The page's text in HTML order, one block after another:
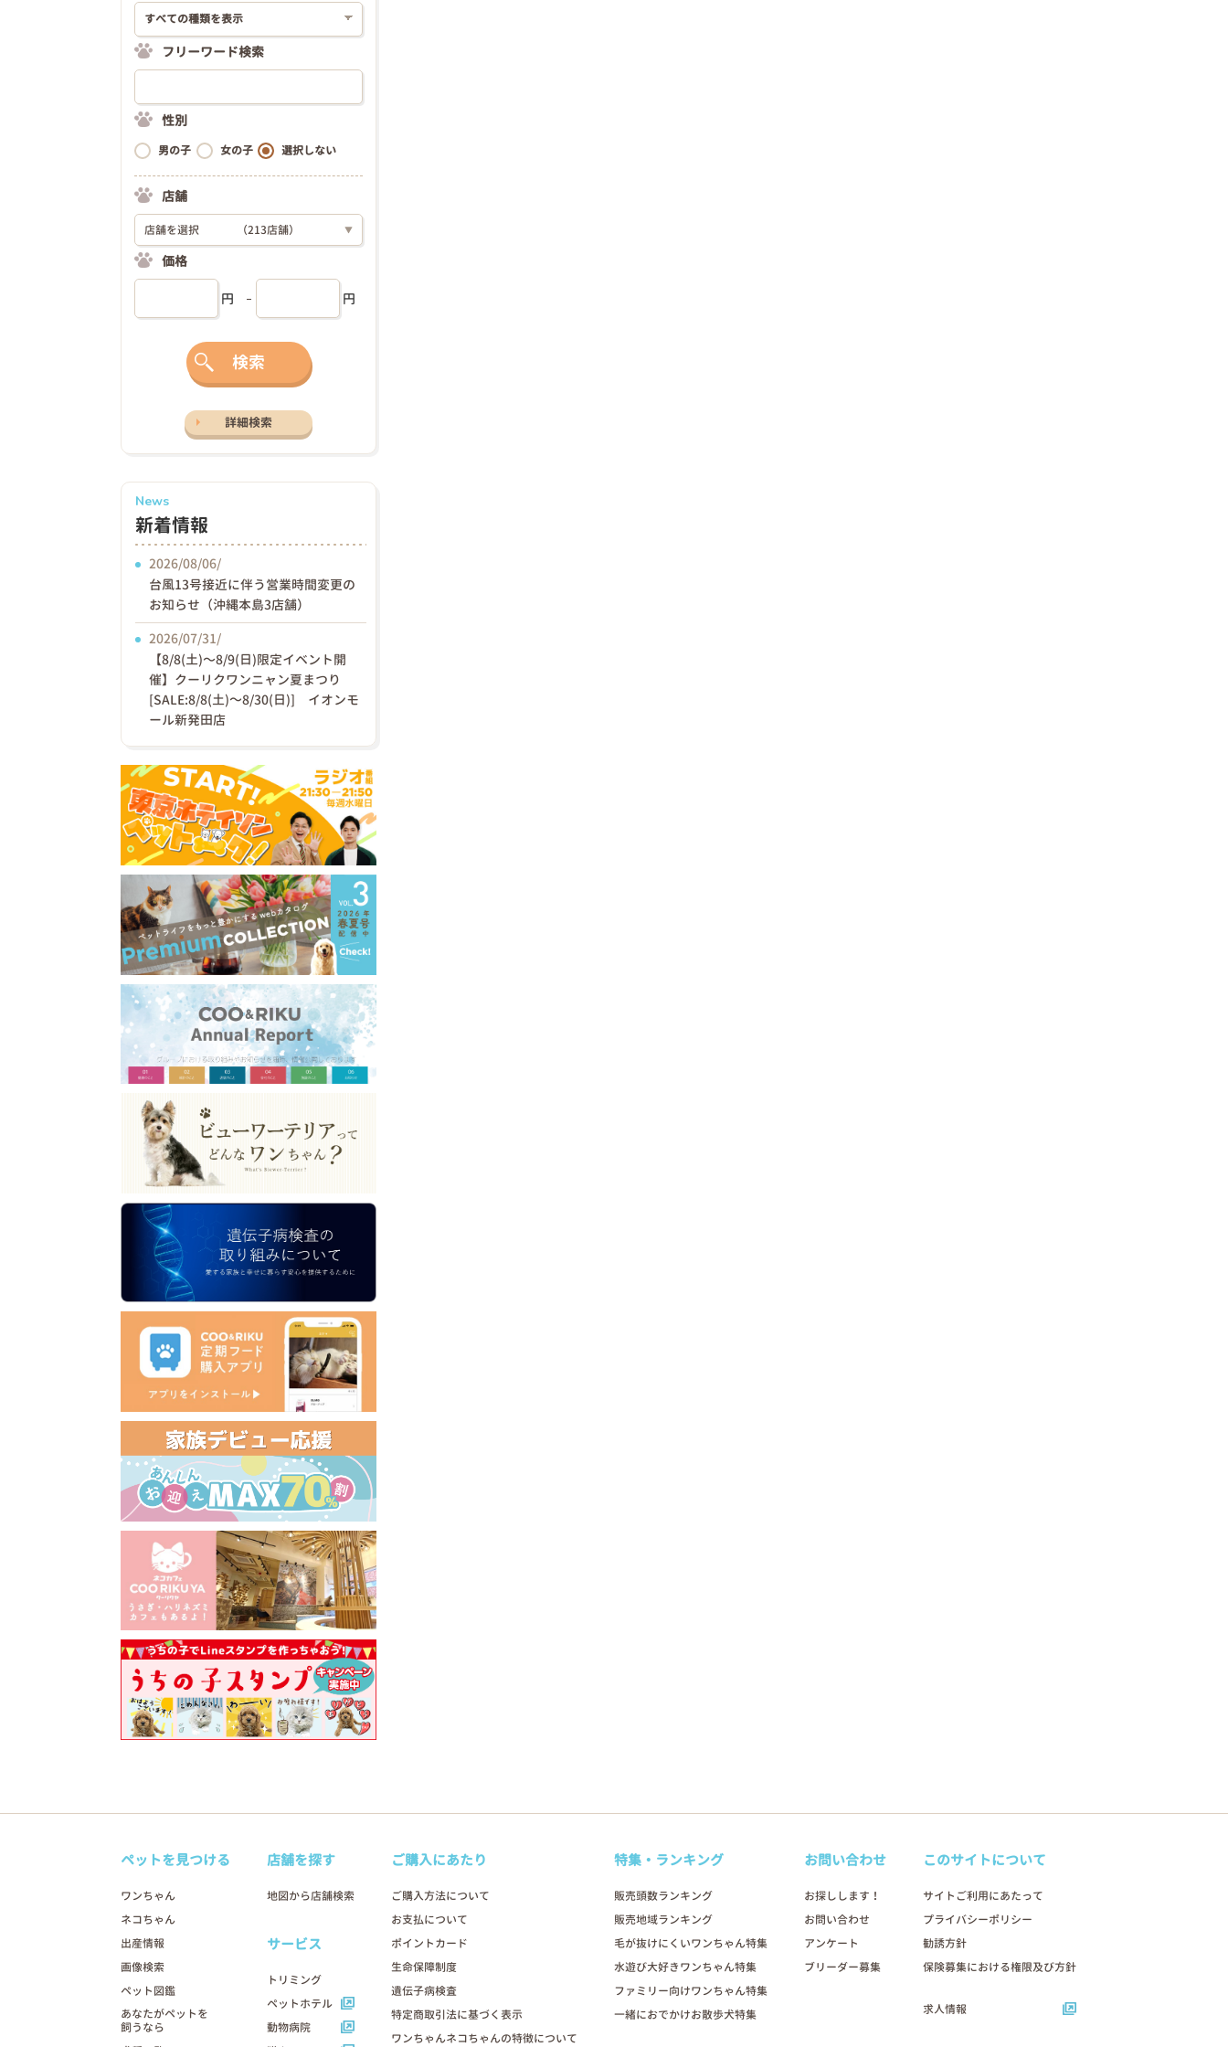
フリーワード検索
性別
男の子 女の子 選択しない
店舗
店舗を選択 （213店舗） ▼
価格
円 円
検索
詳細検索
News
新着情報
2026/08/06/
台風13号接近に伴う営業時間変更の
お知らせ（沖縄本島3店舗）
2026/07/31/
【8/8(土)〜8/9(日)限定イベント開
催】クーリクワンニャン夏まつり
[SALE:8/8(土)～8/30(日)] イオンモ
ール新発田店
ペットを見つける
ワンちゃん
ネコちゃん
出産情報
画像検索
ペット図鑑
あなたがペットを
飼うなら
店舗を探す
地図から店舗検索
サービス
トリミング
ペットホテル
動物病院
ご購入にあたり
ご購入方法について
お支払について
ポイントカード
生命保障制度
遺伝子病検査
特定商取引法に基づく表示
ワンちゃんネコちゃんの特徴について
特集・ランキング
販売頭数ランキング
販売地域ランキング
毛が抜けにくいワンちゃん特集
水遊び大好きワンちゃん特集
ファミリー向けワンちゃん特集
一緒におでかけお散歩犬特集
お問い合わせ
お探しします！
お問い合わせ
アンケート
ブリーダー募集
このサイトについて
サイトご利用にあたって
プライバシーポリシー
勧誘方針
保険募集における権限及び方針
求人情報